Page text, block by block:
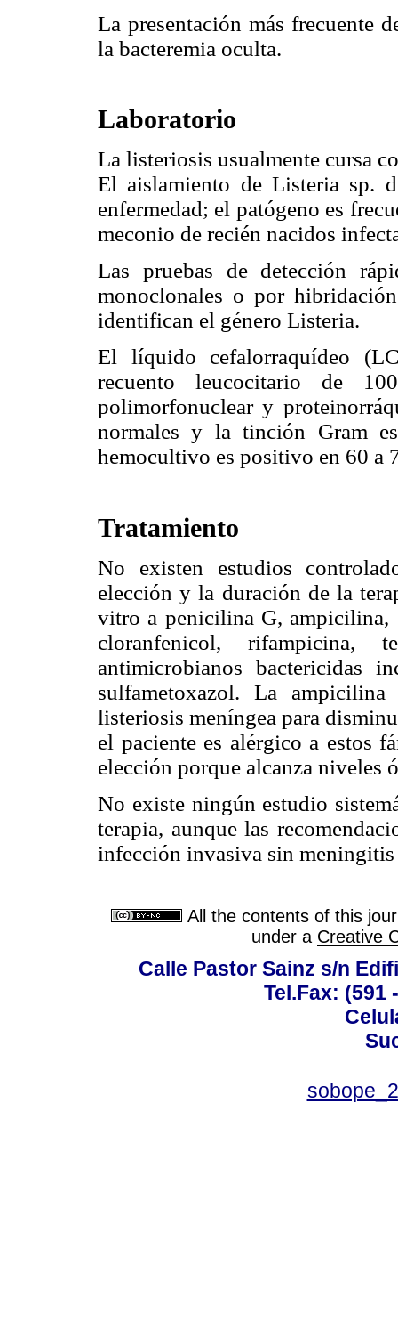
La presentación más frecuente
la bacteremia oculta.
Laboratorio
La listeriosis usualmente cursa
El aislamiento de Listeria sp.
enfermedad; el patógeno es
meconio de recién nacidos
Las pruebas de detección
monoclonales o por
identifican el género Listeria.
El líquido cefalorraquídeo
recuento leucocitario de
polimorfonuclear y
normales y la tinción Gram
hemocultivo es positivo en 60 a
Tratamiento
No existen estudios
elección y la duración de la
vitro a penicilina G, ampicilina,
cloranfenicol, rifampicina,
antimicrobianos bactericidas
sulfametoxazol. La
listeriosis meníngea para
el paciente es alérgico a estos
elección porque alcanza niveles
No existe ningún estudio
terapia, aunque las
infección invasiva sin
All the contents of this
under a Creative
Calle Pastor Sainz s/n
Tel.Fax: (591